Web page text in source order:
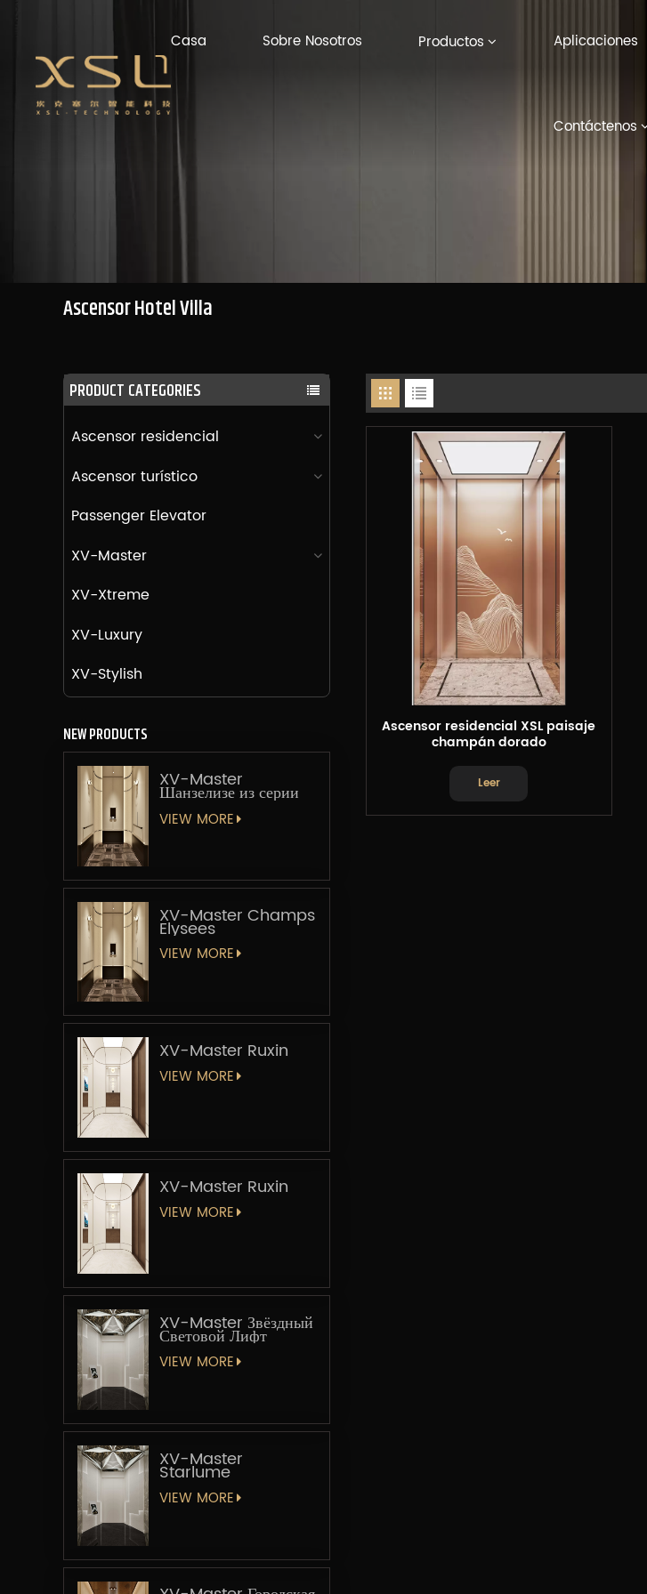
Casa Sobre Nosotros Productos Aplicaciones
Contáctenos
Ascensor Hotel Villa
PRODUCT CATEGORIES
Ascensor residencial
Ascensor turístico
Passenger Elevator
XV-Master
XV-Xtreme
XV-Luxury
XV-Stylish
NEW PRODUCTS
XV-Master
Шанзелизе из серии
«Мастер-лифт»
VIEW MORE
XV-Master Champs
Elysees
VIEW MORE
XV-Master Ruxin
VIEW MORE
XV-Master Ruxin
VIEW MORE
XV-Master Звёздный
Световой Лифт
VIEW MORE
XV-Master
Starlume
VIEW MORE
Ascensor residencial XSL paisaje
champán dorado
Leer